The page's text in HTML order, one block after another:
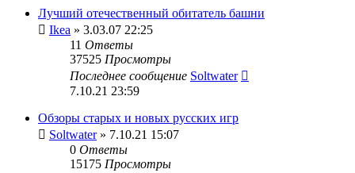
Лучший отечественный обитатель башни
Ikea » 3.03.07 22:25
11 Ответы
37525 Просмотры
Последнее сообщение Soltwater
7.10.21 23:59
Обзоры старых и новых русских игр
Soltwater» 7.10.21 15:07
0 Ответы
15175 Просмотры